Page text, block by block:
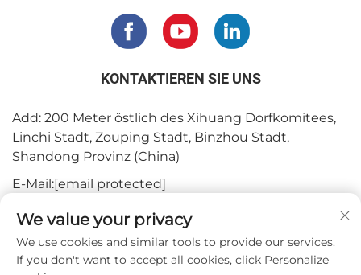
KONTAKTIEREN SIE UNS
Add: 200 Meter östlich des Xihuang Dorfkomitees,
Linchi Stadt, Zouping Stadt, Binzhou Stadt,
Shandong Provinz (China)
E-Mail:[email protected]
Tel.: +82-3180427370
Telefon: +86-15564344404
WhatsApp: +82-1022396668
We value your privacy
We use cookies and similar tools to provide our services.
If you don't want to accept all cookies, click Personalize